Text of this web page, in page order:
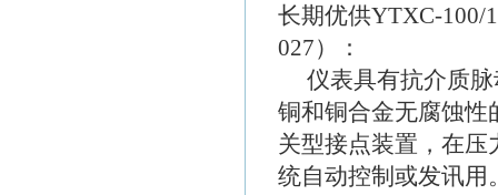
长期优供YTXC-100/
027）：
仪表具有抗介质脉
铜和铜合金无腐蚀性
关型接点装置，在压
统自动控制或发讯用